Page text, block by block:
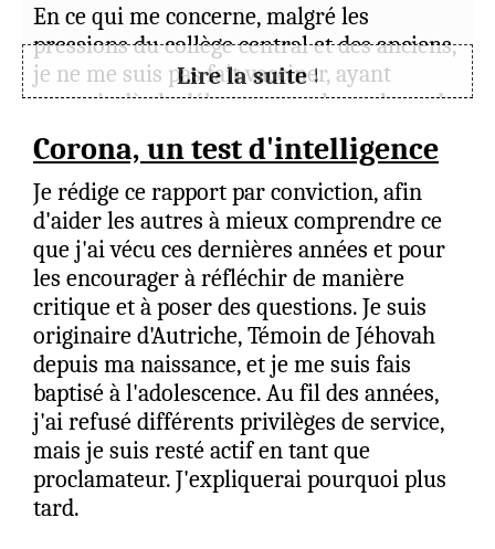
En ce qui me concerne, malgré les
pressions du collège central et des anciens,
je ne me suis pas fait vacciner, ayant
compris dès le début que quelque chose de
très grave (grave dans le sens de grosse
arnaque) était en train de se produire tant
au niveau mondial que dans l'organisation.
Étant connu dans mon assemblée comme
opposé au vaccin, les anciens se sont
entretenus avec moi par Zoom pour
m'avertir que je serai noté si je continuais
d'encourager les frères et sœurs à la
prudence. Étape suivante de la notation : le
comité de discipline religieuse. Je n'ai pas
obéi, et j'ai décidé de mettre en pratique le
conseil de Jésus si on devait se trouver au
milieu de loups : « prudent comme des
serpents, mais innocent comme des
Lire la suite ↓
Corona, un test d'intelligence
Je rédige ce rapport par conviction, afin
d'aider les autres à mieux comprendre ce
que j'ai vécu ces dernières années et pour
les encourager à réfléchir de manière
critique et à poser des questions. Je suis
originaire d'Autriche, Témoin de Jéhovah
depuis ma naissance, et je me suis fais
baptisé à l'adolescence. Au fil des années,
j'ai refusé différents privilèges de service,
mais je suis resté actif en tant que
proclamateur. J'expliquerai pourquoi plus
tard.